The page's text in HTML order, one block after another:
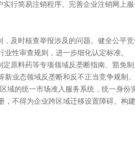
户实行简易注销程序。完善企业注销
及时核查举报涉及的问题。健全公平
行业性审查规则，进一步细化认定标准。
料药等专项领域反垄断指南、豁免制
等新业态领域反垄断和反不正当竞争
域的统一市场准入服务系统，统一身
得为企业跨区域迁移设置障碍